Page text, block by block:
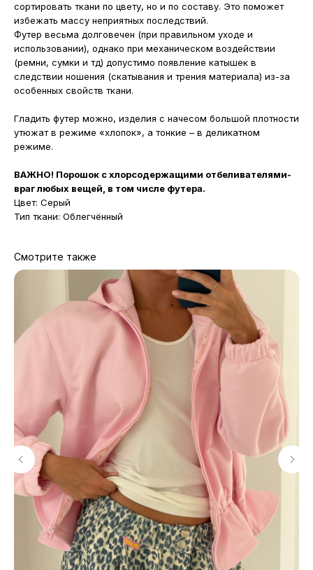
сортировать ткани по цвету, но и по составу. Это поможет
избежать массу неприятных последствий.
Футер весьма долговечен (при правильном уходе и
использовании), однако при механическом воздействии
(ремни, сумки и тд) допустимо появление катышек в
следствии ношения (скатывания и трения материала) из-за
особенных свойств ткани.
Гладить футер можно, изделия с начесом большой плотности
утюжат в режиме «хлопок», а тонкие – в деликатном
режиме.
ВАЖНО! Порошок с хлорсодержащими отбеливателями-
враг любых вещей, в том числе футера.
Цвет: Серый
Тип ткани: Облегчённый
Смотрите также
МАГАЗИНЫ
Потрогать, примерить,
ВЛЮБИТЬСЯ И КУПИТЬ
наш бренд вы можете по адресу